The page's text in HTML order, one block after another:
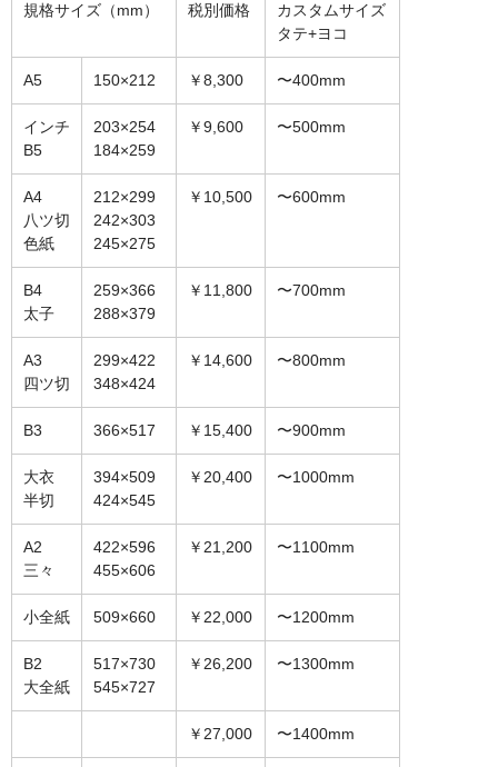
メンバー
カート
ショップ
For overseas customers
会社案内
サイトマップ
オーダーメイド額装
額装のご相談・注文方法
額装参考作品
ショップ
規格サイズ（mm） 税別価格
カスタムサイズ
タテ+ヨコ
A5 150×212 ￥8,300 〜400mm
インチ
B5
203×254
184×259
￥9,600 〜500mm
A4
八ツ切
色紙
212×299
242×303
245×275
￥10,500 〜600mm
B4
太子
259×366
288×379
￥11,800 〜700mm
A3
四ツ切
299×422
348×424
￥14,600 〜800mm
B3 366×517 ￥15,400 〜900mm
大衣
半切
394×509
424×545
￥20,400 〜1000mm
A2
三々
422×596
455×606
￥21,200 〜1100mm
小全紙 509×660 ￥22,000 〜1200mm
B2
大全紙
517×730
545×727
￥26,200 〜1300mm
￥27,000 〜1400mm